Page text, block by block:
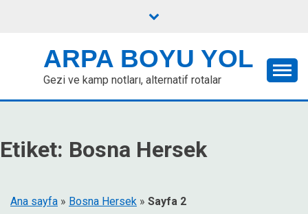
ARPA BOYU YOL
Gezi ve kamp notları, alternatif rotalar
Etiket: Bosna Hersek
Ana sayfa » Bosna Hersek » Sayfa 2